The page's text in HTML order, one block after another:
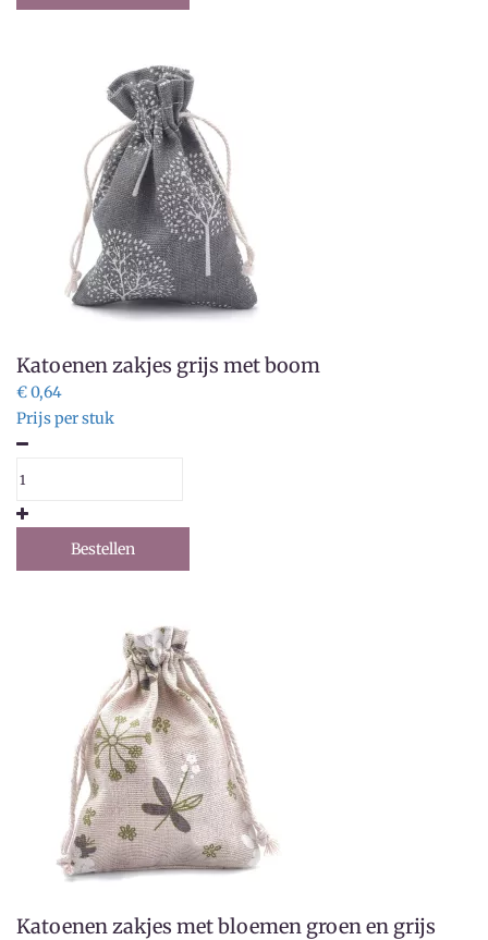
Katoenen zakjes grijs met boom
€ 0,64
Prijs per stuk
Bestellen
Katoenen zakjes met bloemen groen en grijs